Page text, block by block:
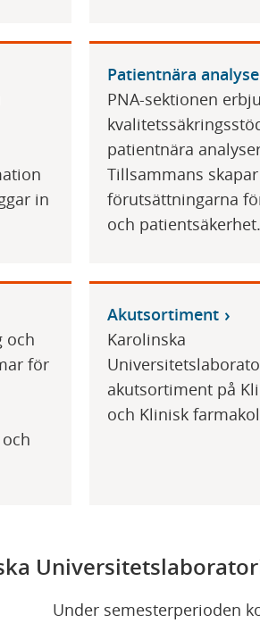
in
Patientnära
PNA-sektionen
patientnära
Tillsammans
förutsättningarna
och patientsäkerhet.
och
för
Akutsortiment
Karolinska
akutsortiment på
och Klinisk
Under semesterperioden